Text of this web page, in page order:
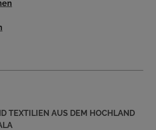
TEXTILIEN AUS DEM HOCHLAND